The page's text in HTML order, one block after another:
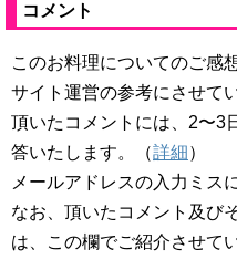
コメント
このお料理についてのご感
サイト運営の参考にさせて
頂いたコメントには、2〜3
答いたします。（詳細）
メールアドレスの入力ミス
なお、頂いたコメント及び
は、この欄でご紹介させて